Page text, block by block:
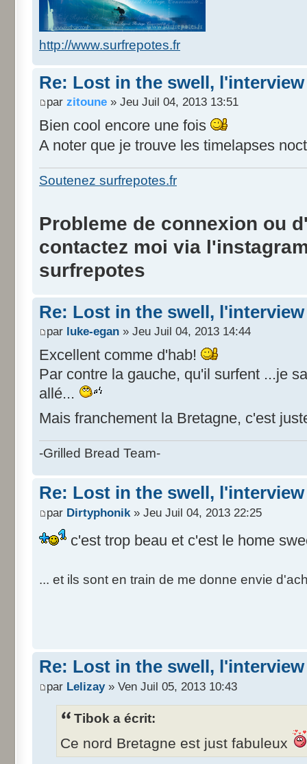
http://www.surfrepotes.fr
Re: Lost in the swell, l'interview
par zitoune » Jeu Juil 04, 2013 13:51
Bien cool encore une fois
A noter que je trouve les timelapses
Soutenez surfrepotes.fr
Probleme de connexion ou
contactez moi via
surfrepotes
Re: Lost in the swell, l'interview
par luke-egan » Jeu Juil 04, 2013 14:44
Excellent comme d'hab!
Par contre la gauche, qu'il surfent ...je
allé...
Mais franchement la Bretagne, c'est
-Grilled Bread Team-
Re: Lost in the swell, l'interview
par Dirtyphonik » Jeu Juil 04, 2013 22:25
c'est trop beau et c'est le home
... et ils sont en train de me donne envie
Re: Lost in the swell, l'interview
par Lelizay» Ven Juil 05, 2013 10:43
Tibok a écrit:
Ce nord Bretagne est just fabuleux